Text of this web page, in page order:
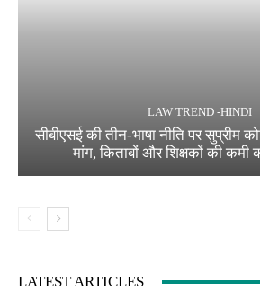
LAW TREND -HINDI
सीबीएसई की तीन-भाषा नीति पर सुप्रीम
मांग, किताबों और शिक्षकों की कमी
LATEST ARTICLES